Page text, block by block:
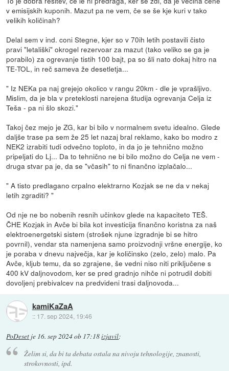
v emisijskih kuponih. Mazut pa ne vem, če se še kje kuri v tako
velikih količinah?
Delal sem v ind. coni Stegne, kjer so v 70ih letih postavili čisto
pravi "letališki" okrogel rezervoar za mazut (tako veliko se ga je
porabilo) za ogrevanje tistih 100 bajt, pa so šli nato dokaj hitro na
TE-TOL, in reč sameva že desetletja...
" Iz NEKa pa naj grejejo okolico v rangu 20km - dle je vprašljivo.
Mislim, da je bla v preteklosti narejena študija ogrevanja Celja iz
Teša - pa ni šlo skozi."
Takoj čez mejo je ZG, kar bi bilo v normalnem svetu idealno. Glede
daljše trase pa sem že 25 let nazaj bral reklamo, kako bo modro z
NEK2 izrabiti tudi odvečno toploto, in da jo je tehnično možno
pripeljati do Lj... Da to tehnično ne bi bilo možno do Celja ne vem -
druga stvar pa je, da se "včasih" to ni finančno izplačalo...
" A tisto predlagano crpalno elektrarno Kozjak se ne da v nekaj
letih zgraditi? "
Od nje ne bo nobenih resnih učinkov glede na kapaciteto TEŠ.
ČHE Kozjak in Avče bi bila kot investicija finančno koristna za naš
elektroenergetski sistem (strošek njune izgradnje bi se hitro
povrnil), vendar sta namenjena samo proizvodnji vršne energije, ko
je poraba v dnevu največja, kar je količinsko (zelo, zelo) malo. Pa
Avče, kljub temu, da so zgrajene, še vedni niso niti priključene s
400 kV daljnovodom, ker se pred gradnjo nihče ni potrudil dobiti
dovoljenj prebivalcev na predvideni trasi daljnovoda...
kamiKaZaA
:: 17. sep 2024, 19:46
PoDeset je 16. sep 2024 ob 17:18izjavil:
Želim si, da bi ta debata ostala na nivoju tehnologije, znanosti,
strokovnosti, ipd.